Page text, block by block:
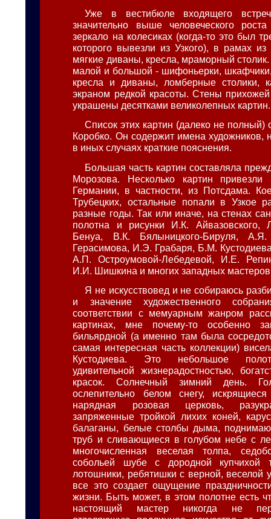
Уже в вестибюле входящего
значительно выше человеческого
зеркало на колесиках (когда-то это был
которого вывезли из Узкого), в рамах из
мягкие диваны, кресла, мраморный
малой и большой - шифоньерки,
кресла и диваны, ломберные столики,
экраном редкой красоты. Стены
украшены десятками великолепных картин.
Список этих картин (далеко не
Коробко. Он содержит имена художников,
в иных случаях краткие пояснения.
Большая часть картин составляла
Морозова. Несколько картин
Германии, в частности, из Потсдама.
Трубецких, остальные попали в Узкое
разные годы. Так или иначе, на стенах
полотна и рисунки И.К.
Бенуа, В.К. Бялыницкого-Бируля,
Герасимова, И.Э. Грабаря, Б.М.
А.П. Остроумовой-Лебедевой, И.Е.
И.И. Шишкина и многих западных
Я не искусствовед и не собираюсь
и значение художественного
соответствии с мемуарным жанром
картинах, мне почему-то особенно
бильярдной (а именно там была
самая интересная часть коллекции)
Кустодиева. Это небольшое
удивительной жизнерадостностью,
красок. Солнечный зимний день.
ослепительно белом снегу,
нарядная розовая церковь,
запряженные тройкой лихих коней,
балаганы, белые столбы дыма,
труб и сливающиеся в голубом небе с
многочисленная веселая толпа,
собольей шубе с дородной купчихой
лотошники, ребятишки с верной, веселой
все это создает ощущение
жизни. Быть может, в этом полотне есть
настоящий мастер никогда не